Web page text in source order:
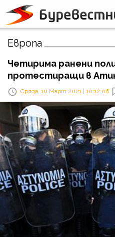
Европа
Четирима ранени
протестиращи в
Сряда, 10 Март 2021 | 10:12:06